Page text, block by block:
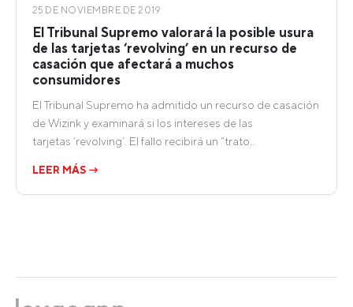
25 DE NOVIEMBRE DE 2019
El Tribunal Supremo valorará la posible usura
de las tarjetas ‘revolving’ en un recurso de
casación que afectará a muchos
consumidores
El Tribunal Supremo ha admitido un recurso de casación
de Wizink y examinará si los intereses de las
tarjetas ‘revolving’. El fallo recibirá un “trato…
LEER MÁS →